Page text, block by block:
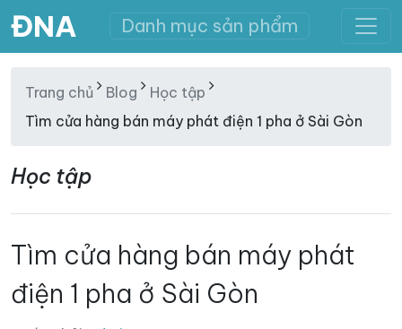
ĐNA Danh mục sản phẩm
Trang chủ Blog
Học tập
Tìm cửa hàng bán máy phát điện 1 pha ở Sài Gòn
Học tập
Tìm cửa hàng bán máy phát
điện 1 pha ở Sài Gòn